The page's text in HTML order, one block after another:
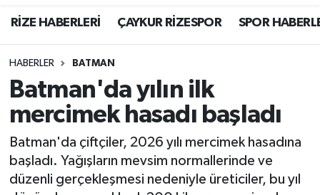
RİZE HABERLERİ ÇAYKUR RİZESPOR SPOR
HABERLER BATMAN
Batman'da yılın ilk
mercimek hasadı başladı
Batman'da çiftçiler, 2026 yılı mercimek hasadına
başladı. Yağışların mevsim normallerinde ve
düzenli gerçekleşmesi nedeniyle üreticiler, bu yıl
Asayiş
Rize Jandarma Komutanlığı
Bilim Teknoloji
Advertising news
Merkez Trafik Yoğunluk Haritası
Süper Lig Puan Durumu ve Fikstür
Tüm Manşetler
Son Dakika Haberleri
Haber Arşivi